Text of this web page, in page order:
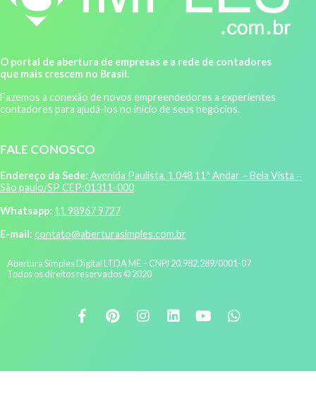
O portal de abertura de empresas e a rede de contadores
que mais crescem no Brasil.
Fazemos a conexão de novos empreendedores a experientes
contadores para ajudá-los no início de seus negócios.
FALE CONOSCO
Endereço da Sede: Avenida Paulista, 1.048 11º Andar – Bela Vista –
São paulo/SP CEP:01311-000
Whatsapp: 11 98967 9727
E-mail: contato@aberturasimples.com.br
Abertura Simples Digital LTDA ME – CNPJ 20.982.289/0001-07
Todos os direitos reservados © 2020